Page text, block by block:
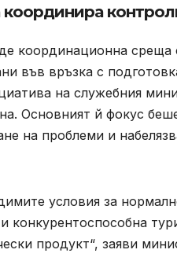
координационна
във връзка с
на служебния
Основният й фокус
на проблеми и
условия за
конкурентоспособна
продукт“, заяви